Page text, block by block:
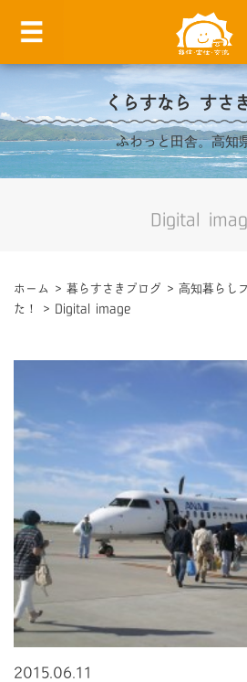
くらすなら すさ
ふわっと田舎。高知
Digital
ホーム > 暮らすさきブログ > 高知暮らし
た！
> Digital image
2015.06.11